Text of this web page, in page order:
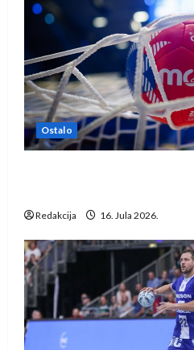
Ostalo
Redakcija 16. Jula 2026.